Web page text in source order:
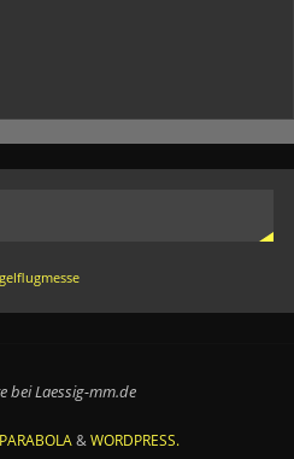
bei Laessig-mm.de
PARABOLA&WORDPRESS.